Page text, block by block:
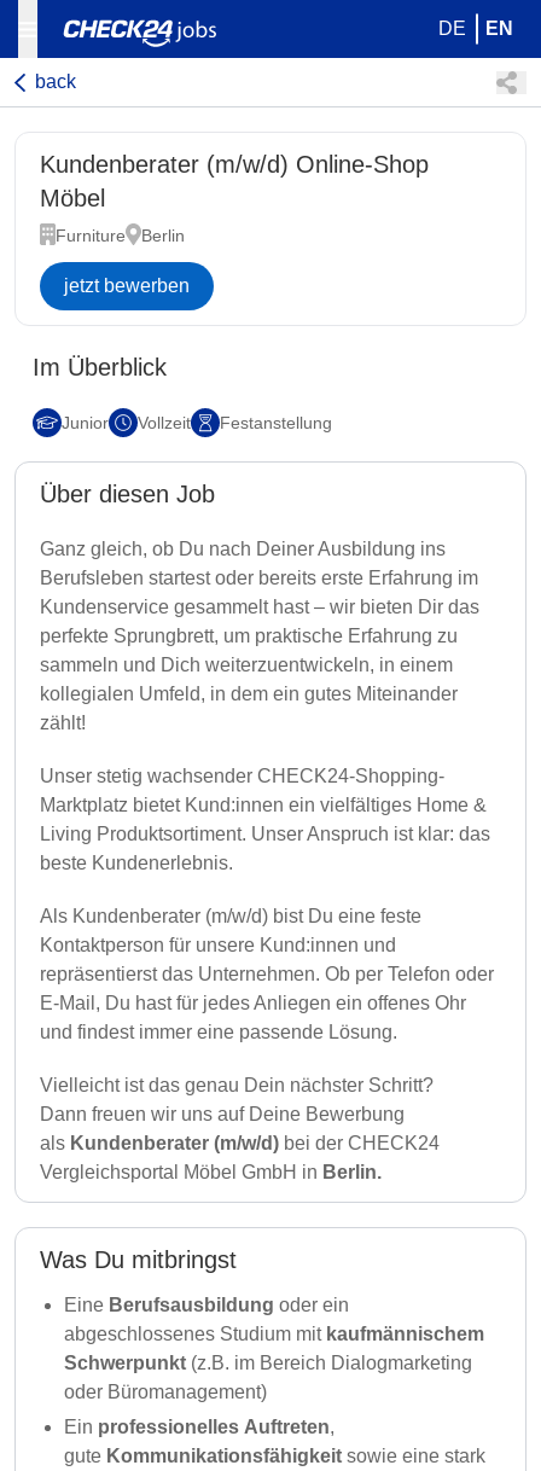
DE EN
back
Kundenberater (m/w/d) Online-Shop
Möbel
Furniture Berlin
jetzt bewerben
Im Überblick
Junior Vollzeit Festanstellung
Über diesen Job
Ganz gleich, ob Du nach Deiner Ausbildung ins
Berufsleben startest oder bereits erste Erfahrung im
Kundenservice gesammelt hast – wir bieten Dir das
perfekte Sprungbrett, um praktische Erfahrung zu
sammeln und Dich weiterzuentwickeln, in einem
kollegialen Umfeld, in dem ein gutes Miteinander
zählt!
Unser stetig wachsender CHECK24-Shopping-
Marktplatz bietet Kund:innen ein vielfältiges Home &
Living Produktsortiment. Unser Anspruch ist klar: das
beste Kundenerlebnis.
Als Kundenberater (m/w/d) bist Du eine feste
Kontaktperson für unsere Kund:innen und
repräsentierst das Unternehmen. Ob per Telefon oder
E-Mail, Du hast für jedes Anliegen ein offenes Ohr
und findest immer eine passende Lösung.
Vielleicht ist das genau Dein nächster Schritt?
Dann freuen wir uns auf Deine Bewerbung
als Kundenberater (m/w/d) bei der CHECK24
Vergleichsportal Möbel GmbH in Berlin.
Was Du mitbringst
Eine Berufsausbildung oder ein
abgeschlossenes Studium mitkaufmännischem
Schwerpunkt (z.B. im Bereich Dialogmarketing
oder Büromanagement)
Ein professionelles Auftreten,
gute Kommunikationsfähigkeit sowie eine stark